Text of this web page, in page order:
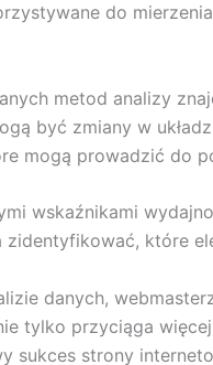
do
metod analizy
być zmiany w
mogą prowadzić do
wskaźnikami
zidentyfikować, które
danych,
tylko przyciąga
sukces strony